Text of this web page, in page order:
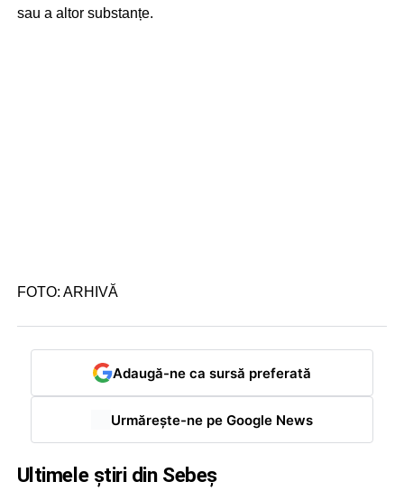
sau a altor substanțe.
FOTO: ARHIVĂ
Adaugă-ne ca sursă preferată
Urmărește-ne pe Google News
Ultimele știri din Sebeș